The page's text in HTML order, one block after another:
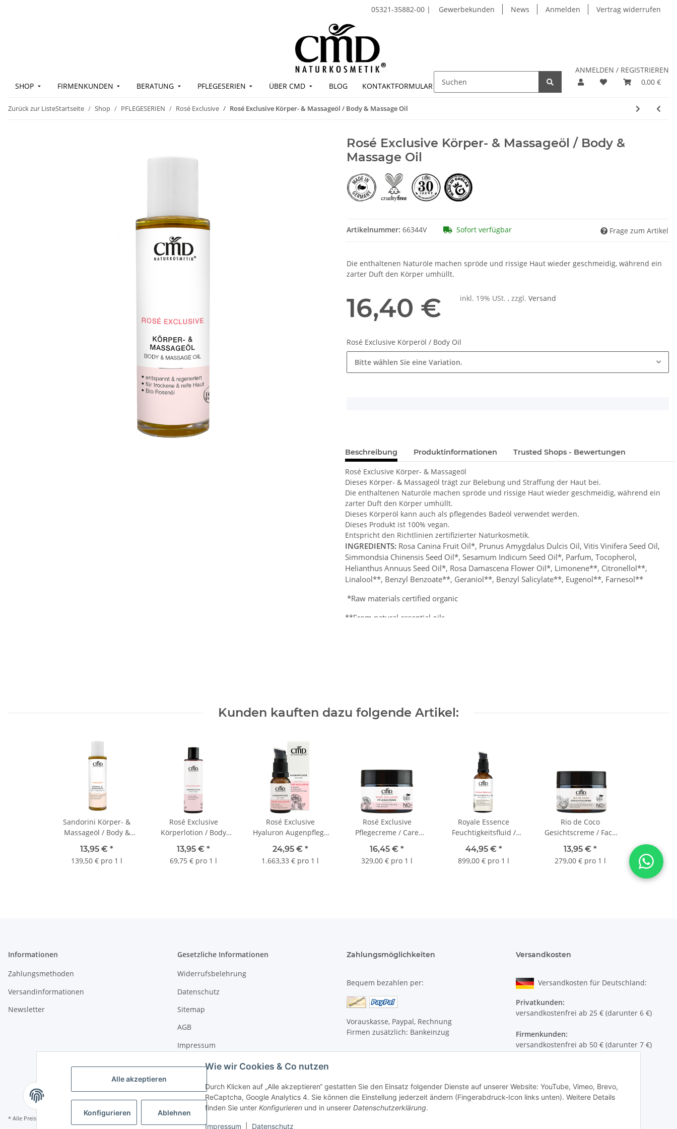
Alle akzeptieren
Konfigurieren Ablehnen
Wie wir Cookies & Co nutzen
Durch Klicken auf „Alle akzeptieren“ gestatten Sie den Einsatz folgender Dienste auf unserer Website: YouTube, Vimeo, Brevo,
ReCaptcha, Google Analytics 4. Sie können die Einstellung jederzeit ändern (Fingerabdruck-Icon links unten). Weitere Details
finden Sie unter Konfigurieren und in unserer Datenschutzerklärung.
Impressum Datenschutz
05321-35882-00 | Gewerbekunden News Anmelden Vertrag widerrufen
ANMELDEN / REGISTRIEREN
0,00 €
SHOP FIRMENKUNDEN BERATUNG PFLEGESERIEN ÜBER CMD BLOG KONTAKTFORMULAR
Zurück zur ListeStartseite Shop PFLEGESERIEN Rosé Exclusive Rosé Exclusive Körper- & Massageöl / Body & Massage Oil
Rosé Exclusive Körper- & Massageöl / Body &
Massage Oil
Artikelnummer: 66344V Sofort verfügbar Frage zum Artikel
Die enthaltenen Naturöle machen spröde und rissige Haut wieder geschmeidig, während ein
zarter Duft den Körper umhüllt.
16,40 € inkl. 19% USt. , zzgl. Versand
Rosé Exclusive Körperöl / Body Oil
Bitte wählen Sie eine Variation.
Beschreibung Produktinformationen Trusted Shops - Bewertungen
Rosé Exclusive Körper- & Massageöl
Dieses Körper- & Massageöl trägt zur Belebung und Straffung der Haut bei.
Die enthaltenen Naturöle machen spröde und rissige Haut wieder geschmeidig, während ein
zarter Duft den Körper umhüllt.
Dieses Körperöl kann auch als pflegendes Badeöl verwendet werden.
Dieses Produkt ist 100% vegan.
Entspricht den Richtlinien zertifizierter Naturkosmetik.
INGREDIENTS: Rosa Canina Fruit Oil*, Prunus Amygdalus Dulcis Oil, Vitis Vinifera Seed Oil,
Simmondsia Chinensis Seed Oil*,Sesamum Indicum Seed Oil*, Parfum, Tocopherol,
Helianthus Annuus Seed Oil*, Rosa Damascena Flower Oil*, Limonene**, Citronellol**,
Linalool**, Benzyl Benzoate**, Geraniol**, Benzyl Salicylate**, Eugenol**, Farnesol**
*Raw materials certified organic
**From natural essential oils
**Bestandteile natürlicher ätherischer Öle
Kunden kauften dazu folgende Artikel:
Sandorini Körper- &
Massageöl / Body &
13,95 € *
139,50 € pro 1 l
Rosé Exclusive
Körperlotion / Body
13,95 € *
69,75 € pro 1 l
Rosé Exclusive
Hyaluron Augenpflege
24,95 € *
1.663,33 € pro 1 l
Rosé Exclusive
Pflegecreme / Care
16,45 € *
329,00 € pro 1 l
Royale Essence
Feuchtigkeitsfluid /
ml
44,95 € *
899,00 € pro 1 l
Rio de Coco
Gesichtscreme / Face
13,95 € *
279,00 € pro 1 l
Informationen
Zahlungsmethoden
Versandinformationen
Newsletter
Gesetzliche Informationen
Widerrufsbelehrung
Datenschutz
Sitemap
AGB
Impressum
Zahlungsmöglichkeiten
Bequem bezahlen per:
Vorauskasse, Paypal, Rechnung
Firmen zusätzlich: Bankeinzug
Versandkosten
Versandkosten für Deutschland:
Privatkunden:
versandkostenfrei ab 25 € (darunter 6 €)
Firmenkunden:
versandkostenfrei ab 50 € (darunter 7 €)
Versand ins Ausland siehehier
* Alle Preise inkl. gesetzlicher USt., zzgl.